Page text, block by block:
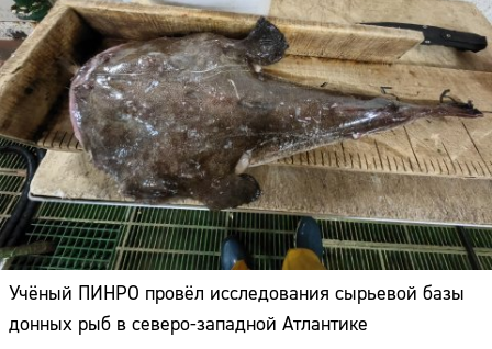
Учёный ПИНРО провёл исследования сырьевой базы
донных рыб в северо-западной Атлантике